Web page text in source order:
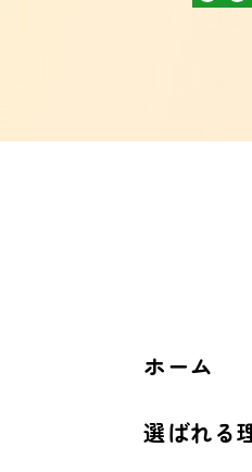
ホーム
選ばれる